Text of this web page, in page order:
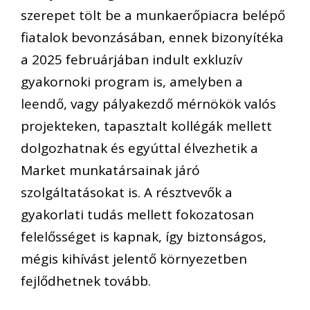
szerepet tölt be a munkaerőpiacra belépő
fiatalok bevonzásában, ennek bizonyítéka
a 2025 februárjában indult exkluzív
gyakornoki program is, amelyben a
leendő, vagy pályakezdő mérnökök valós
projekteken, tapasztalt kollégák mellett
dolgozhatnak és egyúttal élvezhetik a
Market munkatársainak járó
szolgáltatásokat is. A résztvevők a
gyakorlati tudás mellett fokozatosan
felelősséget is kapnak, így biztonságos,
mégis kihívást jelentő környezetben
fejlődhetnek tovább.